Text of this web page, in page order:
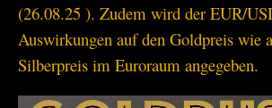
(26.08.25 ). Zudem wird der EUR/
Auswirkungen auf den Goldpreis wie
Silberpreis im Euroraum angegeben.